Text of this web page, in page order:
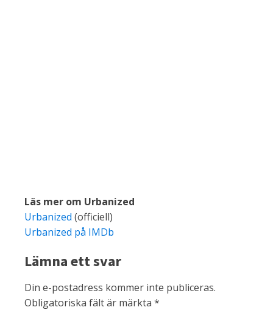
Läs mer om Urbanized
Urbanized (officiell)
Urbanized på IMDb
Lämna ett svar
Din e-postadress kommer inte publiceras.
Obligatoriska fält är märkta *